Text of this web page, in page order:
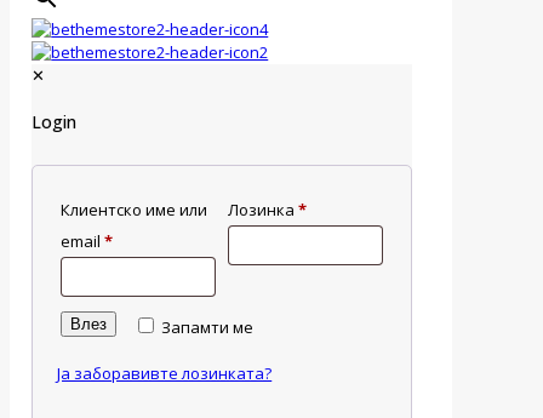
✕
Login
Клиентско име или
email*
Лозинка*
Запамти ме
Влез
Ја заборавивте лозинката?